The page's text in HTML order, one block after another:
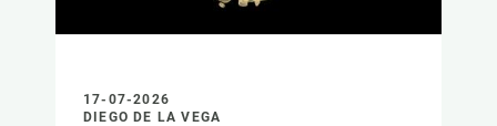
17-07-2026
DIEGO DE LA VEGA